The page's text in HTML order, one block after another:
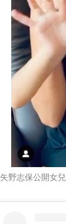
矢野志保公開女